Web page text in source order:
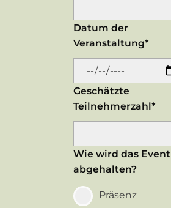
Datum der
Veranstaltung*
Geschätzte
Teilnehmerzahl*
Wie wird das Event
abgehalten?
Präsenz